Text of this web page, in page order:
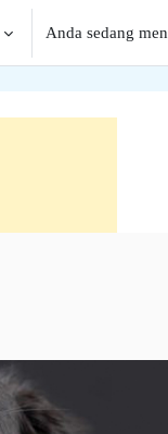
Anda sedang